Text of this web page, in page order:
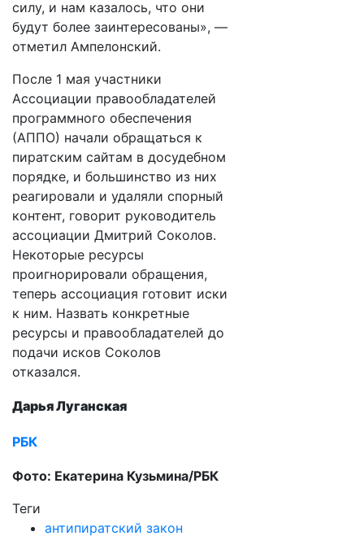
силу, и нам казалось, что они
будут более заинтересованы», —
отметил Ампелонский.
После 1 мая участники
Ассоциации правообладателей
программного обеспечения
(АППО) начали обращаться к
пиратским сайтам в досудебном
порядке, и большинство из них
реагировали и удаляли спорный
контент, говорит руководитель
ассоциации Дмитрий Соколов.
Некоторые ресурсы
проигнорировали обращения,
теперь ассоциация готовит иски
к ним. Назвать конкретные
ресурсы и правообладателей до
подачи исков Соколов
отказался.​
Дарья Луганская
РБК
Фото: Екатерина Кузьмина/РБК
Теги
антипиратский закон